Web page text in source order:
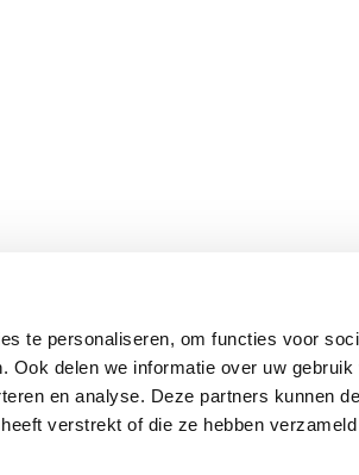
te personaliseren, om functies voor
Ook delen we informatie over uw gebruik
en analyse. Deze partners kunnen
verstrekt of die ze hebben